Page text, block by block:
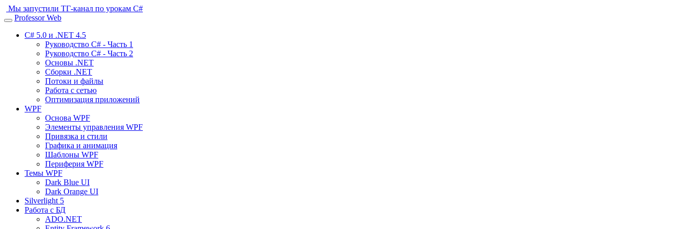
Мы запустили ТГ-канал по урокам C#
Toggle
navigation
Professor Web
C# 5.0 и .NET 4.5
Руководство C# - Часть 1
Руководство C# - Часть 2
Основы .NET
Сборки .NET
Потоки и файлы
Работа с сетью
Оптимизация приложений
WPF
Основа WPF
Элементы управления WPF
Привязка и стили
Графика и анимация
Шаблоны WPF
Периферия WPF
Темы WPF
Dark Blue UI
Dark Orange UI
Silverlight 5
Работа с БД
ADO.NET